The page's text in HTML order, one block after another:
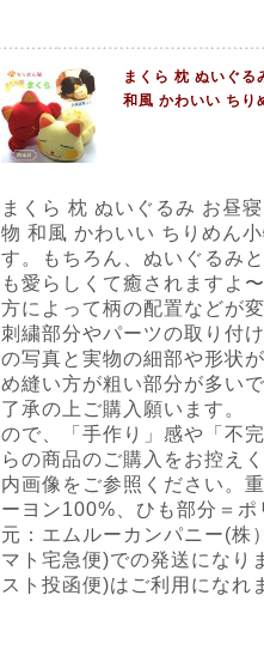
まくら 枕 ぬいぐ
和風 かわいい ちり
まくら 枕 ぬいぐるみ お昼
物 和風 かわいい ちりめん
す。もちろん、ぬいぐるみ
も愛らしくて癒されますよ
方によって柄の配置などが
刺繍部分やパーツの取り付
の写真と実物の細部や形状
め縫い方が粗い部分が多い
了承の上ご購入願います
ので、「手作り」感や「不
らの商品のご購入をお控え
内画像をご参照ください。
ーヨン100%、ひも部分＝
元：エムルーカンパニー(
マト宅急便)での発送になり
スト投函便)はご利用になれ